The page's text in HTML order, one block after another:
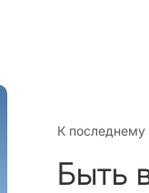
К
Быть